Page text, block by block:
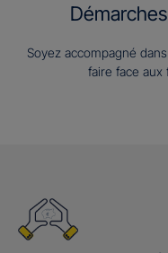
Soyez accompagné
faire face